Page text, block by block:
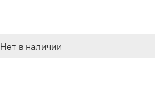
Нет в наличии